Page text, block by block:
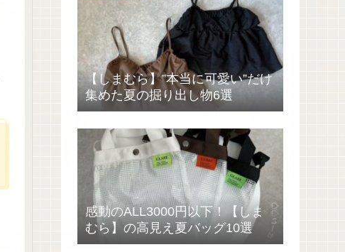
【しまむら】”本当に可愛い”だけ
集めた夏の掘り出し物6選
感動のALL3000円以下！【しま
むら】の高見え夏バッグ10選